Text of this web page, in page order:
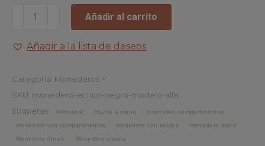
Añadir al carrito
Añadir a la lista de deseos
Categoría: Monederos
SKU: monedero-etnico-negro-modelo-alfa
Etiquetas:
Artesanal Hecho a mano monedero compartimentos
monedero con compartimentos monedero con solapa monedero enico
Monedero étnico Monedero solapa